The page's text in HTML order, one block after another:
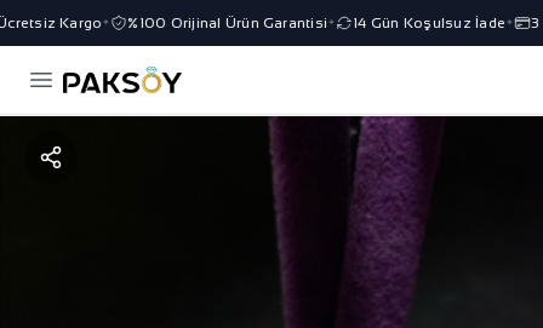
Kargo✦ %100 Orijinal Ürün Garantisi✦ 14 Gün Koşulsuz İade ✦ 3